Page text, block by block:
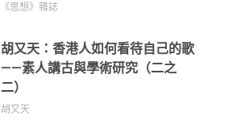
《思想》雜誌
胡又天：香港人如何看待自己的歌
——素人講古與學術研究（二之
二）
胡又天